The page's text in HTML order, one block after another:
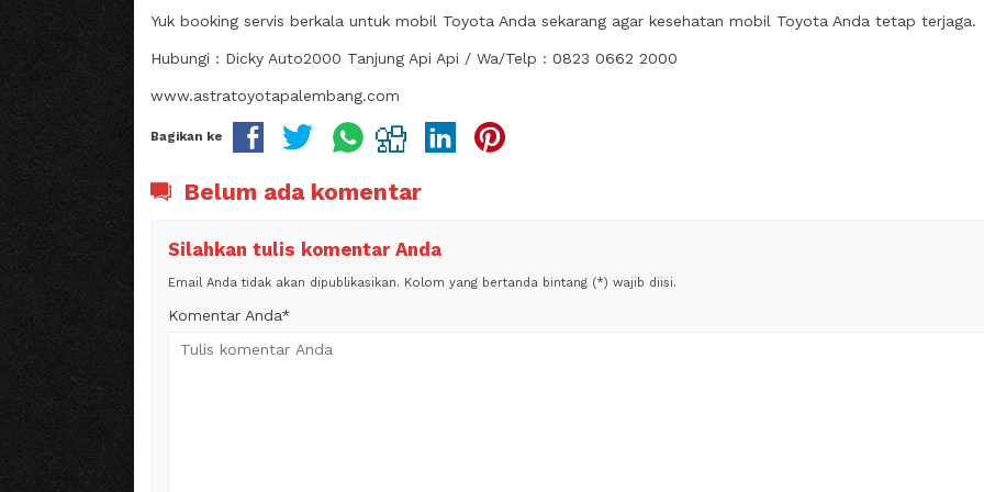
Yuk booking servis berkala untuk mobil Toyota Anda sekarang agar kesehatan mobil Toyota Anda tetap terjaga.
Hubungi : Dicky Auto2000 Tanjung Api Api / Wa/Telp : 0823 0662 2000
www.astratoyotapalembang.com
Bagikan ke
Belum ada komentar
Silahkan tulis komentar Anda
Email Anda tidak akan dipublikasikan. Kolom yang bertanda bintang (*) wajib diisi.
Komentar Anda*